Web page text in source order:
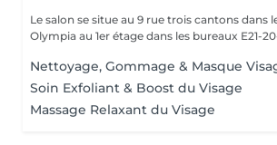
Le salon se situe au 9 rue trois cantons dans
Olympia au 1er étage dans les bureaux E21-
Nettoyage, Gommage & Masque
Soin Exfoliant & Boost du Visage
Massage Relaxant du Visage